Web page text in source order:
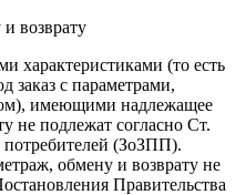
возврату
характеристиками (то есть
заказ с параметрами,
имеющими надлежащее
не подлежат согласно Ст.
потребителей (ЗоЗПП).
обмену и возврату не
Правительства